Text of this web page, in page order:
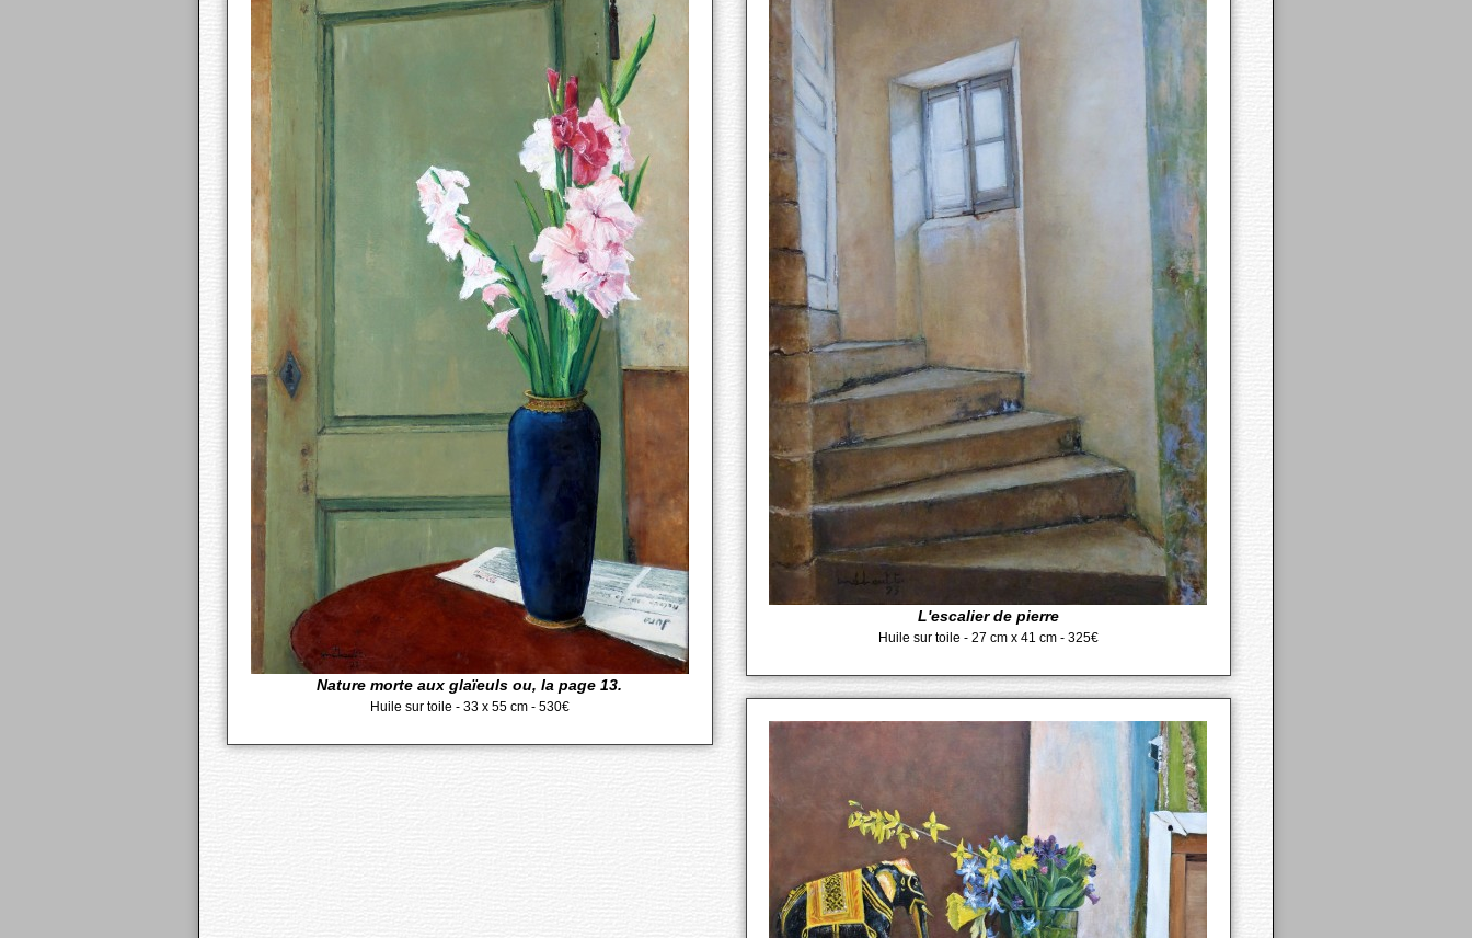
Nature morte aux glaïeuls ou, la page 13.
Huile sur toile - 33 x 55 cm - 530€
L'escalier de pierre
Huile sur toile - 27 cm x 41 cm - 325€